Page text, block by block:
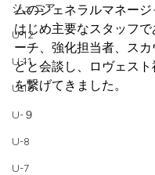
ジュニア
U-12
U-11
U-10
U-９
U-8
U-7
ムのジェネラルマネー
はじめ主要なスタッフで
ーチ、強化担当者、ス
どと会談し、ロヴェス
を繋げてきました。